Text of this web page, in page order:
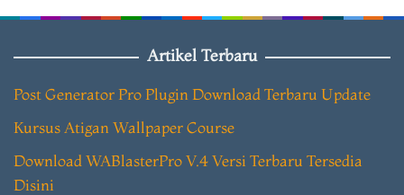
Artikel Terbaru
Post Generator Pro Plugin Download Terbaru Update
Kursus Atigan Wallpaper Course
Download WABlasterPro V.4 Versi Terbaru Tersedia
Disini